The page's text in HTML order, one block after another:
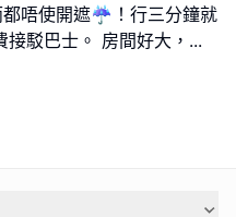
唔使開遮☔！行三分鐘就
駁巴士。 房間好大， ...